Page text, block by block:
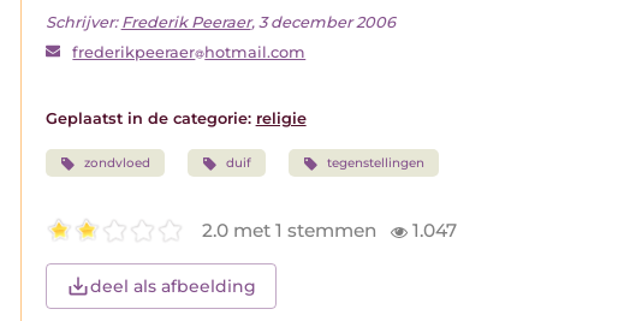
Schrijver: Frederik Peeraer, 3 december 2006
frederikpeeraer hotmail.com
Geplaatst in de categorie: religie
zondvloed duif tegenstellingen
2.0 met 1 stemmen 1.047
deel als afbeelding